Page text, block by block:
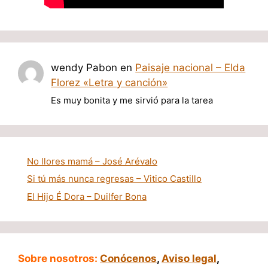
wendy Pabon en Paisaje nacional – Elda
Florez «Letra y canción»
Es muy bonita y me sirvió para la tarea
No llores mamá – José Arévalo
Si tú más nunca regresas – Vitico Castillo
El Hijo É Dora – Duilfer Bona
Sobre nosotros: Conócenos, Aviso legal,